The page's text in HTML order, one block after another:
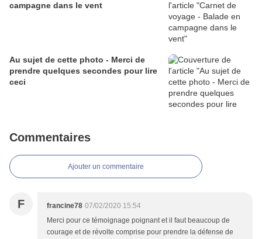
campagne dans le vent
Au sujet de cette photo - Merci de
prendre quelques secondes pour lire
ceci
Commentaires
Ajouter un commentaire
F francine78 07/02/2020 15:54
Merci pour ce témoignage poignant et il faut beaucoup de
courage et de révolte comprise pour prendre la défense de